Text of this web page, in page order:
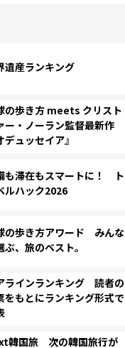
遺産ランキング
の歩き方 meets クリスト
ー・ノーラン監督最新作
デュッセイア』
も滞在もスマートに！ ト
ルハック2026
の歩き方アワード みんな
ぶ、旅のベスト。
ラインランキング 読者の
をもとにランキング形式で
韓国旅 次の韓国旅行が